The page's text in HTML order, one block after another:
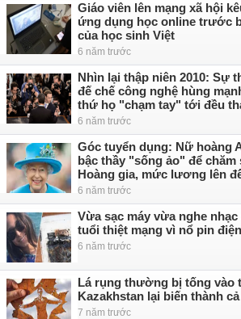
Giáo viên lên mạng xã hội
ứng dụng học online trước
của học sinh Việt
6 năm trước
Nhìn lại thập niên 2010: Sự
đế chế công nghệ hùng
thứ họ "chạm tay" tới đều
6 năm trước
Góc tuyển dụng: Nữ hoàng
bậc thầy "sống ảo" để chăm
Hoàng gia, mức lương lên
6 năm trước
Vừa sạc máy vừa nghe nhạc
tuổi thiệt mạng vì nổ pin
6 năm trước
Lá rụng thường bị tống vào
Kazakhstan lại biến thành
7 năm trước